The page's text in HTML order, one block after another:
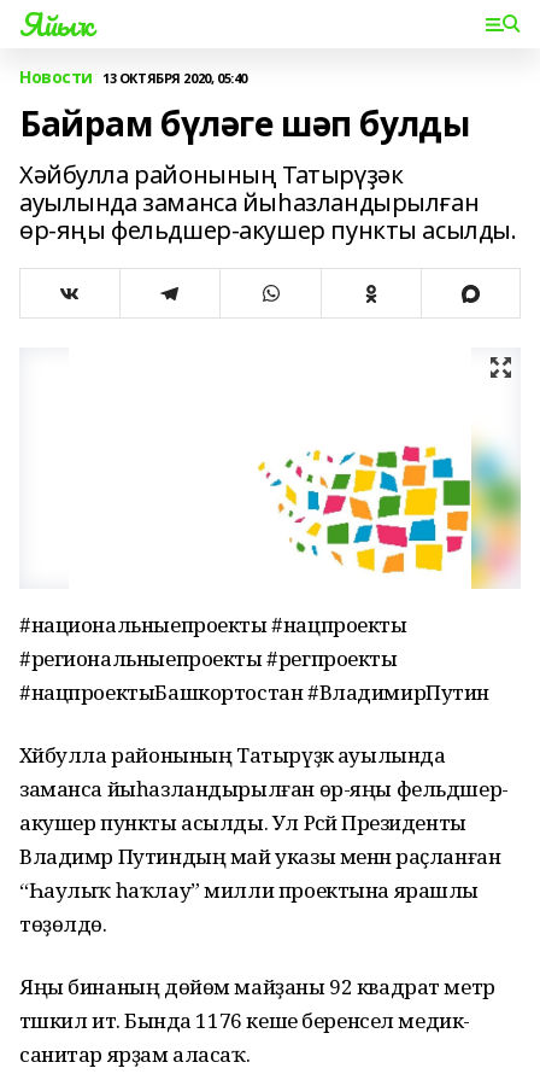
Яйыҡ
Новости 13 ОКТЯБРЯ 2020, 05:40
Байрам бүләге шәп булды
Хәйбулла районының Татырүҙәк
ауылында заманса йыһазландырылған
өр-яңы фельдшер-акушер пункты асылды.
#национальныепроекты #нацпроекты
#региональныепроекты #регпроекты
#нацпроектыБашкортостан #ВладимирПутин
Хәйбулла районының Татырүҙәк ауылында
заманса йыһазландырылған өр-яңы фельдшер-
акушер пункты асылды. Ул Рәсәй Президенты
Владимр Путиндың май указы менән раҫланған
“Һаулыҡ һаҡлау” милли проектына ярашлы
төҙөлдө.
Яңы бинаның дөйөм майҙаны 92 квадрат метр
тәшкил итә. Бында 1176 кеше беренсел медик-
санитар ярҙам аласаҡ.